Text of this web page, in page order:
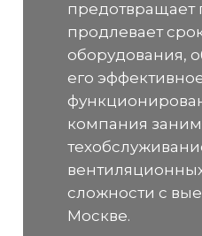
предотвращает
продлевает
оборудования,
его
компания
сложности с
Москве.